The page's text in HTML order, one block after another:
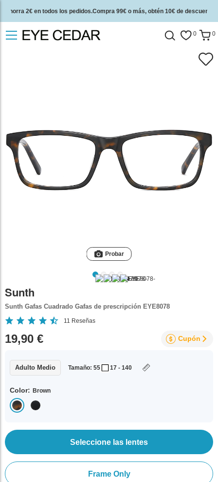
Ahorra 2€ en todos los pedidos.Compra 99€ o más, obtén 10€ de descuento.
2 años de garantía de calidad y 30 días de garantía de devolución del dinero.
0 0
Probar
Sunth
Sunth Gafas Cuadrado Gafas de prescripción EYE8078
11 Reseñas
19,90 € Cupón
Adulto Medio Tamaño: 55 17 - 140
Color: Brown
Seleccione las lentes
Frame Only